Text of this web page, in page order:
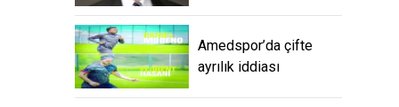
Amedspor’da çifte
ayrılık iddiası